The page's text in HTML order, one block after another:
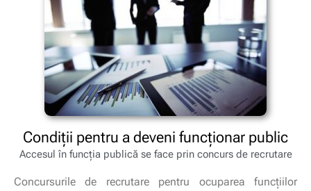
Condiții pentru a deveni funcționar public
Accesul în funcția publică se face prin concurs de recrutare
Concursurile de recrutare pentru ocuparea funcţiilor